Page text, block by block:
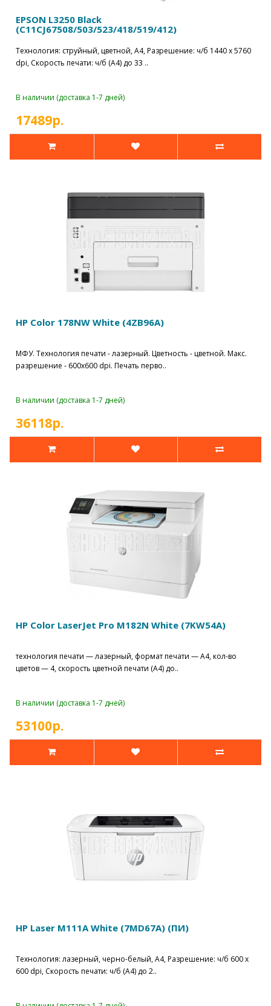
EPSON L3250 Black
(C11CJ67508/503/523/418/519/412)
Технология: струйный, цветной, A4, Разрешение: ч/б 1440 x 5760
dpi, Скорость печати: ч/б (A4) до 33 ..
В наличии (доставка 1-7 дней)
17489р.
HP Color 178NW White (4ZB96A)
МФУ. Технология печати - лазерный. Цветность - цветной. Макс.
разрешение - 600х600 dpi. Печать перво..
В наличии (доставка 1-7 дней)
36118р.
HP Color LaserJet Pro M182N White (7KW54A)
технология печати — лазерный, формат печати — A4, кол-во
цветов — 4, скорость цветной печати (А4) до..
В наличии (доставка 1-7 дней)
53100р.
HP Laser M111A White (7MD67A) (ПИ)
Технология: лазерный, черно-белый, A4, Разрешение: ч/б 600 x
600 dpi, Скорость печати: ч/б (A4) до 2..